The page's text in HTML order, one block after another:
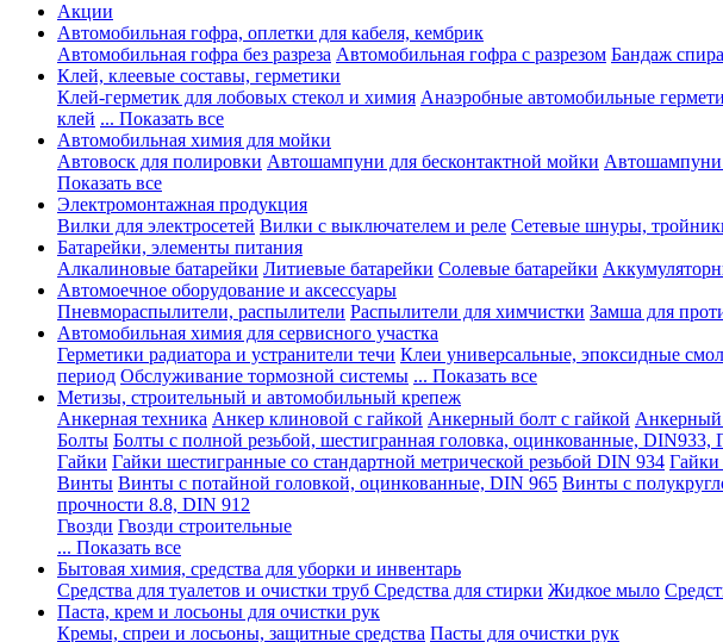
Акции
Автомобильная гофра, оплетки для кабеля, кембрик
Автомобильная гофра без разреза Автомобильная гофра с разрезом Бандаж
Клей, клеевые составы, герметики
Клей-герметик для лобовых стекол и химия Анаэробные автомобильные
клей ... Показать все
Автомобильная химия для мойки
Автовоск для полировки Автошампуни для бесконтактной мойки Автошампуни
Показать все
Электромонтажная продукция
Вилки для электросетей Вилки с выключателем и реле Сетевые шнуры,
Батарейки, элементы питания
Алкалиновые батарейки Литиевые батарейки Солевые батарейки
Автомоечное оборудование и аксессуары
Пневмораспылители, распылители Распылители для химчистки Замша для
Автомобильная химия для сервисного участка
Герметики радиатора и устранители течи Клеи универсальные, эпоксидные
период Обслуживание тормозной системы ... Показать все
Метизы, строительный и автомобильный крепеж
Анкерная техника Анкер клиновой с гайкой Анкерный болт с гайкой Анкерный
Болты Болты с полной резьбой, шестигранная головка, оцинкованные,
Гайки Гайки шестигранные со стандартной метрической резьбой DIN 934
Винты Винты с потайной головкой, оцинкованные, DIN 965 Винты с
прочности 8.8, DIN 912
Гвозди Гвозди строительные
... Показать все
Бытовая химия, средства для уборки и инвентарь
Средства для туалетов и очистки труб Средства для стирки Жидкое мыло
Паста, крем и лосьоны для очистки рук
Кремы, спреи и лосьоны, защитные средства Пасты для очистки рук